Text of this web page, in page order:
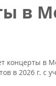
концерты в
в 2026 г. с